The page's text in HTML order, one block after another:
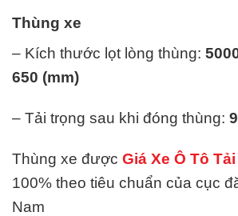
Thùng xe
– Kích thước lọt lòng thùng:
650 (mm)
– Tải trọng sau khi đóng thùng:
Thùng xe được Giá Xe Ô Tô Tải
100% theo tiêu chuẩn của cục
Nam